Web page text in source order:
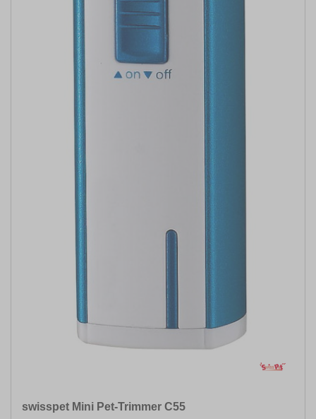
swisspet Mini Pet-Trimmer C55